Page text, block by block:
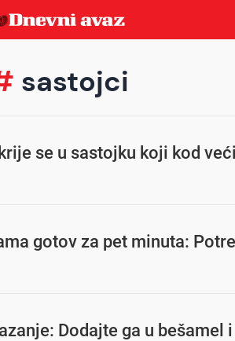
sastojci
se u sastojku koji kod
gotov za pet minuta:
Dodajte ga u bešamel